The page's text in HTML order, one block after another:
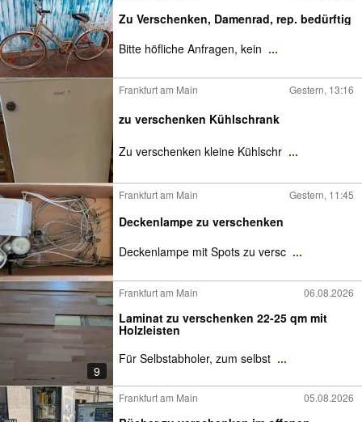
Zu Verschenken, Damenrad, rep. bedürftig
Bitte höfliche Anfragen, kein ...
Frankfurt am Main Gestern, 13:16
zu verschenken Kühlschrank
Zu verschenken kleine Kühlschr ...
Frankfurt am Main Gestern, 11:45
Deckenlampe zu verschenken
Deckenlampe mit Spots zu versc ...
9
Frankfurt am Main 06.08.2026
Laminat zu verschenken 22-25 qm mit
Holzleisten
Für Selbstabholer, zum selbst ...
Frankfurt am Main 05.08.2026